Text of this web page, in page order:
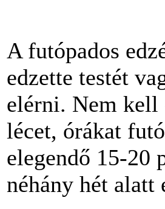
A futópados
edzette testét
elérni. Nem kell
lécet, órákat
elegendő 15-20
néhány hét